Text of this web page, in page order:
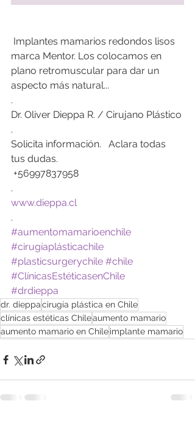
marca Mentor. Los colocamos en
plano retromuscular para dar un
aspecto más natural...
.
Dr. Oliver Dieppa R. / Cirujano Plástico
.
Solicita información.   Aclara todas
tus dudas.
+56997837958
.
www.dieppa.cl
.
#aumentomamarioenchile
#cirugíaplásticachile
#plasticsurgerychile #chile
#ClínicasEstéticasenChile
#drdieppa
dr. dieppacirugía plástica en Chile
clínicas estéticas Chileaumento mamario
aumento mamario en Chileimplante mamario